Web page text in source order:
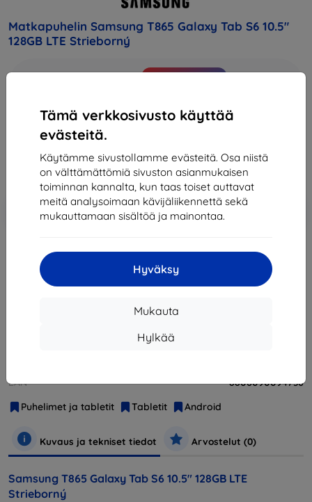
Tämä verkkosivusto käyttää
evästeitä.
Käytämme sivustollamme evästeitä. Osa niistä
on välttämättömiä sivuston asianmukaisen
toiminnan kannalta, kun taas toiset auttavat
meitä analysoimaan kävijäliikennettä sekä
mukauttamaan sisältöä ja mainontaa.
Hyväksy
Mukauta
Hylkää
Matkapuhelin Samsung T865 Galaxy Tab S6 10.5"
128GB LTE Strieborný
847,90 €
763,11 €
Hinta ilman ALV:tä615,41 €
-10%
Alennus kupongilla
EXTRA10
Lisää
ostoskoriin
Loppuunmyyty
EAN
8806090094736
Puhelimet ja tabletit
Tabletit Android
Kuvaus ja tekniset tiedot Arvostelut (0)
Samsung T865 Galaxy Tab S6 10.5" 128GB LTE
Strieborný